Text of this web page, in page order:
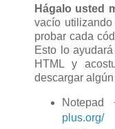
Hágalo usted
vacío
probar cada
Esto lo
HTML y
descargar
plus.org/